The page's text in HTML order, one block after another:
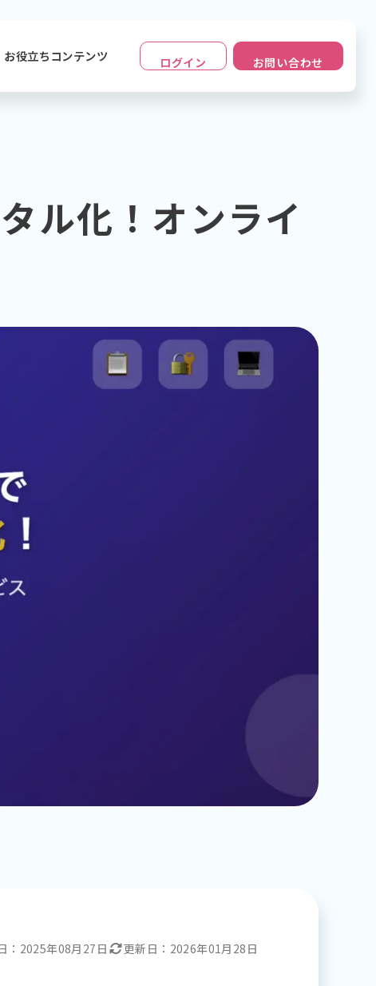
お役立ちコンテンツ ログイン お問い合わせ
ル化！オンライ
： 2025年08月27日 更新日： 2026年01月28日